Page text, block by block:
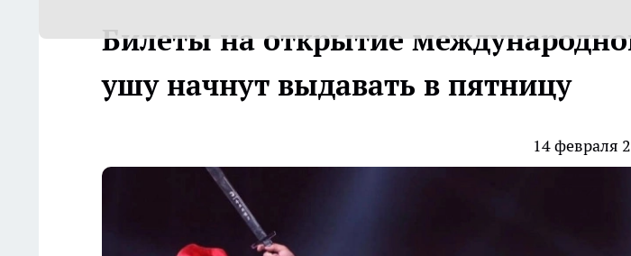
Билеты на открытие
ушу начнут выдавать в пятницу
14 февраля